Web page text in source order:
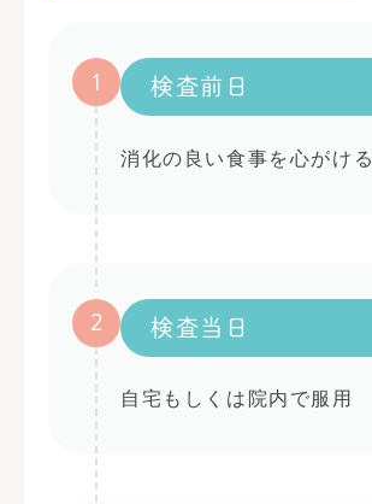
1 検査前日
消化の良い食事を心がける
2 検査当日
自宅もしくは院内で服用